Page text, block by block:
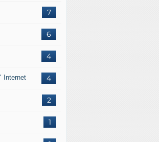
7
6
4
4
Internet
2
1